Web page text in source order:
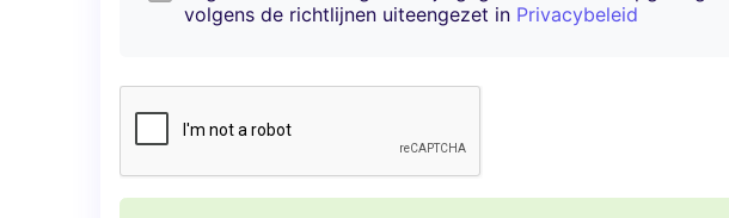
volgens de richtlijnen uiteengezet in Privacybeleid